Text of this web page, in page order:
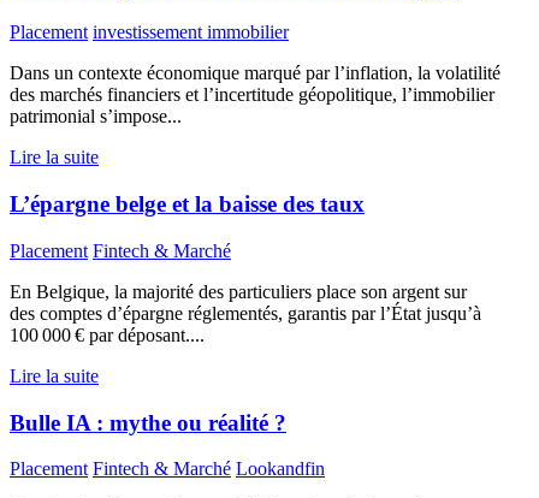
Placement investissement immobilier
Dans un contexte économique marqué par l’inflation, la volatilité
des marchés financiers et l’incertitude géopolitique, l’immobilier
patrimonial s’impose...
Lire la suite
L’épargne belge et la baisse des taux
Placement Fintech & Marché
En Belgique, la majorité des particuliers place son argent sur
des comptes d’épargne réglementés, garantis par l’État jusqu’à
100 000 € par déposant....
Lire la suite
Bulle IA : mythe ou réalité ?
Placement Fintech & Marché Lookandfin